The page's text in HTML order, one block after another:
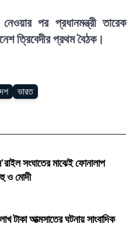
নেওয়ার পর প্রধানমন্ত্রী তারেক
ত্রিবেদীর প্রথম বৈঠক।
ভারত
সংঘাতের মাঝেই ফোনালাপ
ও মোদী
টাকা আত্মসাতের ঘটনায় সাংবাদিক